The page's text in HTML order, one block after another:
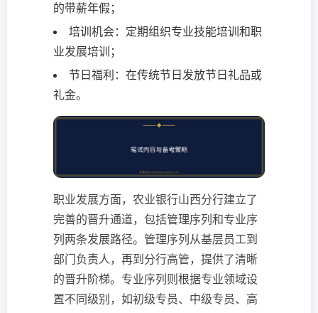
的带薪年假；
培训机会：定期组织专业技能培训和职
业发展培训；
节日福利：在传统节日发放节日礼品或
礼金。
职业发展方面，农业银行山西分行建立了
完善的晋升通道，包括管理序列和专业序
列两条发展路径。管理序列从基层员工到
部门负责人，再到分行高管，提供了清晰
的晋升阶梯。专业序列则根据专业领域设
置不同级别，如初级专员、中级专员、高